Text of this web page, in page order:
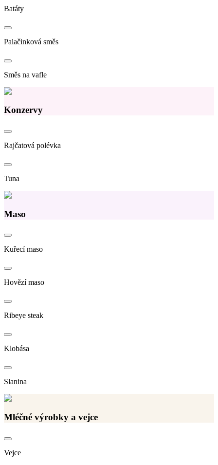
Batáty
Palačinková směs
Směs na vafle
Konzervy
Rajčatová polévka
Tuna
Maso
Kuřecí maso
Hovězí maso
Ribeye steak
Klobása
Slanina
Mléčné výrobky a vejce
Vejce